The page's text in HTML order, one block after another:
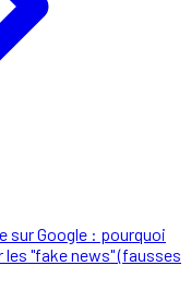
sur Google : pourquoi
"fake news" (fausses